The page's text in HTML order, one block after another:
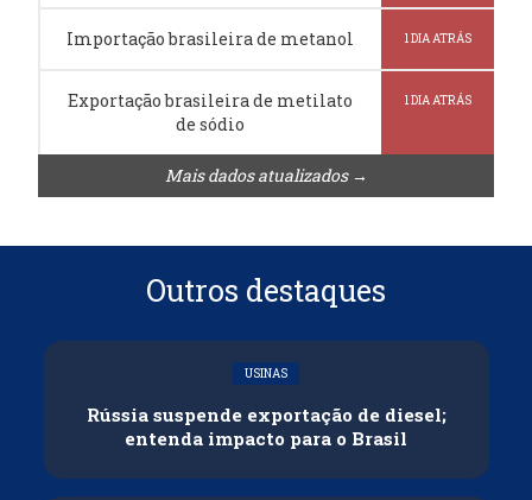
Importação brasileira de metanol 1 DIA ATRÁS
Exportação brasileira de metilato
de sódio
1 DIA ATRÁS
Mais dados atualizados →
Outros destaques
USINAS
Rússia suspende exportação de diesel;
entenda impacto para o Brasil